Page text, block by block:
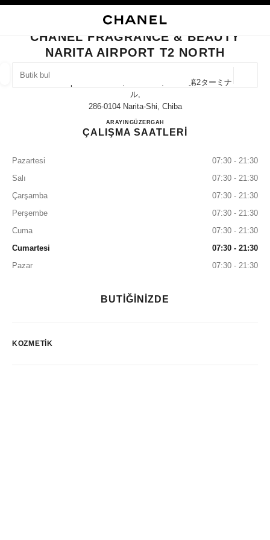
BUTIK BUL
öneriler bu arama çubuğunun altında görüntülenir
0 Mevcut öneriler
BUTIK KARTINI KAPAT CHANEL FRAGRANCE & BEAUTY NARITA
CHANEL FRAGRANCE & BEAUTY
NARITA AIRPORT T2 NORTH
Narita Airport Terminal 2, Narita-Shi, Chiba 第2ターミナ
ル,
286-0104 Narita-Shi, Chiba
ARAYIN0120-191-625
GÜZERGAHCHANEL FRAGRANCE &
ÇALIŞMA SAATLERİ
Pazartesi
07:30 - 21:30
Salı
07:30 - 21:30
Çarşamba
07:30 - 21:30
Perşembe
07:30 - 21:30
Cuma
07:30 - 21:30
Cumartesi
07:30 - 21:30
Pazar
07:30 - 21:30
BUTİĞİNİZDE
KOZMETIK
GÖZLÜKLER SAATLER VE FINE JEWELLERY